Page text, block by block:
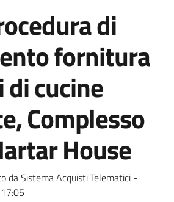
di
fornitura
cucine
Complesso
House
da Sistema Acquisti Telematici -